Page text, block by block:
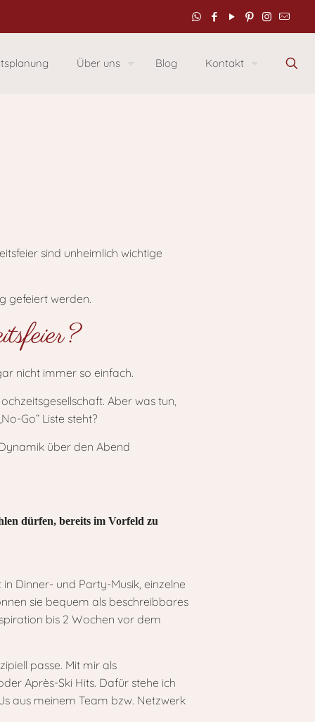
Über uns Blog Kontakt
sind unheimlich wichtige
gefeiert werden.
nicht immer so einfach.
Aber was tun,
Go“ Liste steht?
über den Abend
dürfen, bereits im Vorfeld zu
Dinner- und Party-Musik, einzelne
sie bequem als beschreibbares
bis 2 Wochen vor dem
passe. Mit mir als
Après-Ski Hits. Dafür stehe ich
aus meinem Team bzw. Netzwerk